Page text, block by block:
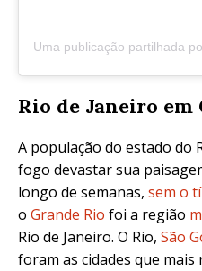
Rio de Janeiro em
A população do estado do
fogo devastar sua
longo de semanas, sem o
o Grande Rio foi a região
Rio de Janeiro. O Rio, São
foram as cidades que